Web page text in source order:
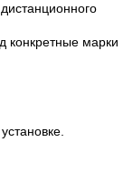
конкретные марки